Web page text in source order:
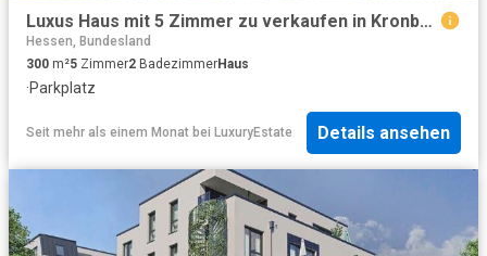
Luxus Haus mit 5 Zimmer zu verkaufen in Kronberg, Hessen
Hessen, Bundesland
300 m²5 Zimmer2 BadezimmerHaus
·Parkplatz
Seit mehr als einem Monat bei LuxuryEstate Details ansehen